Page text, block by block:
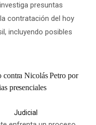
presuntas
contratación del hoy
incluyendo posibles
contra Nicolás Petro por
presenciales
Judicial